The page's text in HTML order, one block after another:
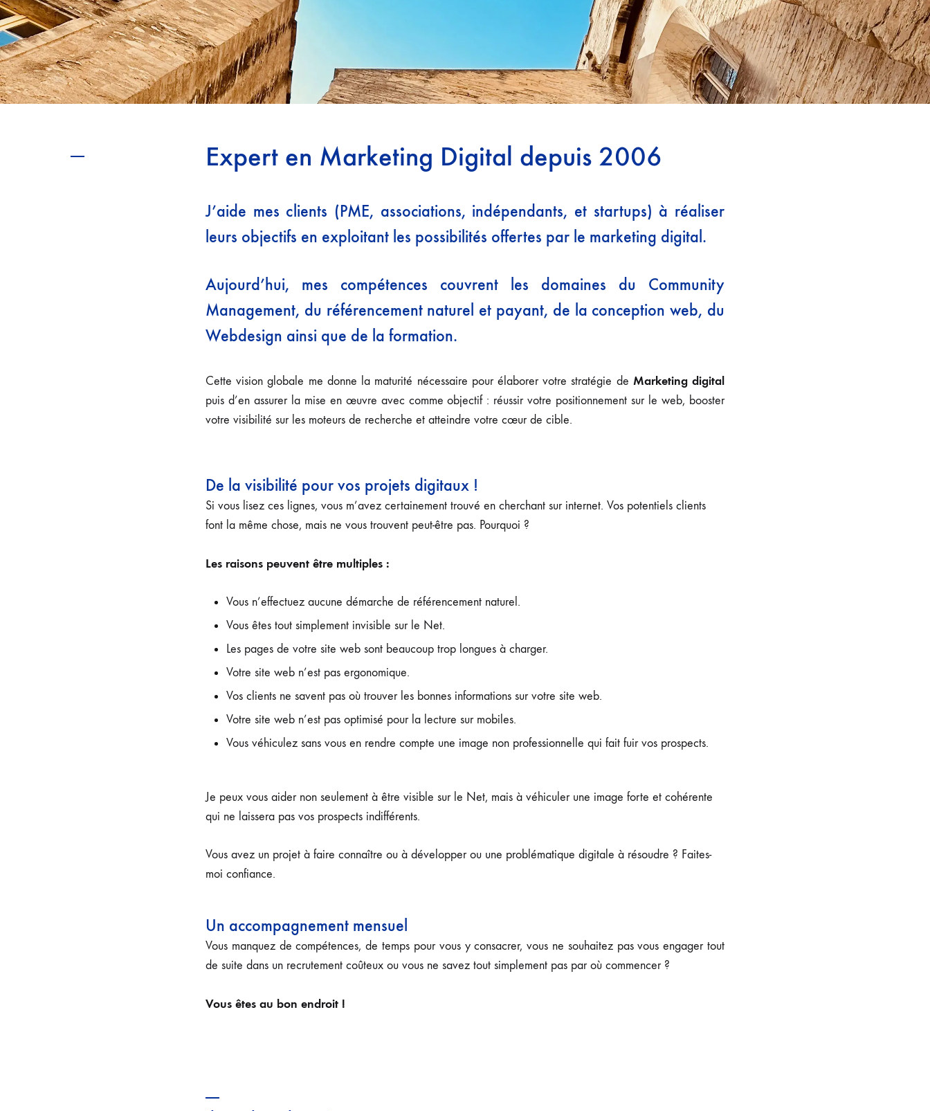
Expert en Marketing Digital depuis 2006
J’aide mes clients (PME, associations, indépendants, et startups) à réaliser
leurs objectifs en exploitant les possibilités offertes par le marketing digital.
Aujourd’hui, mes compétences couvrent les domaines du Community
Management, du référencement naturel et payant, de la conception web, du
Webdesign ainsi que de la formation.
Cette vision globale me donne la maturité nécessaire pour élaborer votre stratégie de Marketing digital
puis d’en assurer la mise en œuvre avec comme objectif : réussir votre positionnement sur le web, booster
votre visibilité sur les moteurs de recherche et atteindre votre cœur de cible.
De la visibilité pour vos projets digitaux !
Si vous lisez ces lignes, vous m’avez certainement trouvé en cherchant sur internet. Vos potentiels clients
font la même chose, mais ne vous trouvent peut-être pas. Pourquoi ?
Les raisons peuvent être multiples :
Vous n’effectuez aucune démarche de référencement naturel.
Vous êtes tout simplement invisible sur le Net.
Les pages de votre site web sont beaucoup trop longues à charger.
Votre site web n’est pas ergonomique.
Vos clients ne savent pas où trouver les bonnes informations sur votre site web.
Votre site web n’est pas optimisé pour la lecture sur mobiles.
Vous véhiculez sans vous en rendre compte une image non professionnelle qui fait fuir vos prospects.
Je peux vous aider non seulement à être visible sur le Net, mais à véhiculer une image forte et cohérente
qui ne laissera pas vos prospects indifférents.
Vous avez un projet à faire connaître ou à développer ou une problématique digitale à résoudre ? Faites-
moi confiance.
Un accompagnement mensuel
Vous manquez de compétences, de temps pour vous y consacrer, vous ne souhaitez pas vous engager tout
de suite dans un recrutement coûteux ou vous ne savez tout simplement pas par où commencer ?
Vous êtes au bon endroit !